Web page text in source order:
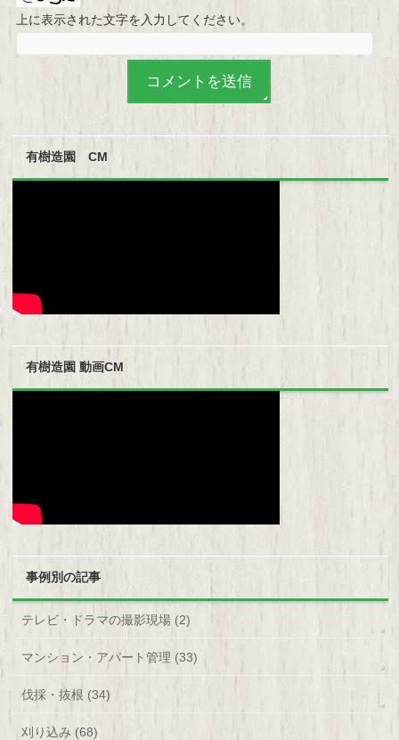
上に表示された文字を入力してください。
有樹造園 CM
有樹造園 動画CM
事例別の記事
テレビ・ドラマの撮影現場 (2)
マンション・アパート管理 (33)
伐採・抜根 (34)
刈り込み (68)